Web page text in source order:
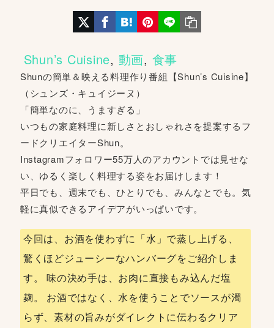
Shun’s Cuisine, 動画, 食事
Shunの簡単＆映える料理作り番組【Shun’s Cuisine】
（シュンズ・キュイジーヌ）
「簡単なのに、うますぎる」
いつもの家庭料理に新しさとおしゃれさを提案するフ
ードクリエイターShun。
Instagramフォロワー55万人のアカウントでは見せな
い、ゆるく楽しく料理する姿をお届けします！
平日でも、週末でも、ひとりでも、みんなとでも。気
軽に真似できるアイデアがいっぱいです。
今回は、お酒を使わずに「水」で蒸し上げる、
驚くほどジューシーなハンバーグをご紹介しま
す。 味の決め手は、お肉に直接もみ込んだ塩
麹。 お酒ではなく、水を使うことでソースが濁
らず、素材の旨みがダイレクトに伝わるクリア